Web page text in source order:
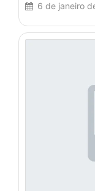
6 de janeiro